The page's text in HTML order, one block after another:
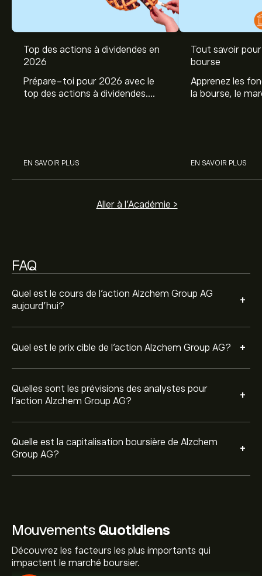
Top des actions à dividendes en
2026
Prépare-toi pour 2026 avec le
top des actions à dividendes.
EN SAVOIR PLUS
Tout savoir
bourse
Apprenez les
la bourse, le
EN SAVOIR PLUS
Aller à l'Académie >
FAQ
Quel est le cours de l'action Alzchem Group AG
aujourd'hui?
+
Le prix actuel de l'action ACT.DE est de 158.30‎€‎.
Quel est le prix cible de l'action Alzchem Group AG? +
Le prix cible moyen pour l'action Alzchem Group AG est
Quelles sont les prévisions des analystes pour
l'action Alzchem Group AG?
+
Alzchem Group AG en se basant sur les tendances du
mouvements de prix futurs.
Quelle est la capitalisation boursière de Alzchem
Group AG?
+
La capitalisation boursière de Alzchem Group AG est de
Mouvements Quotidiens
Découvrez les facteurs les plus importants qui
impactent le marché boursier.